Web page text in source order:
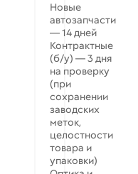
Новые
автозапчасти
— 14 дней
Контрактные
(б/у) — 3 дня
на проверку
(при
сохранении
заводских
меток,
целостности
товара и
упаковки)